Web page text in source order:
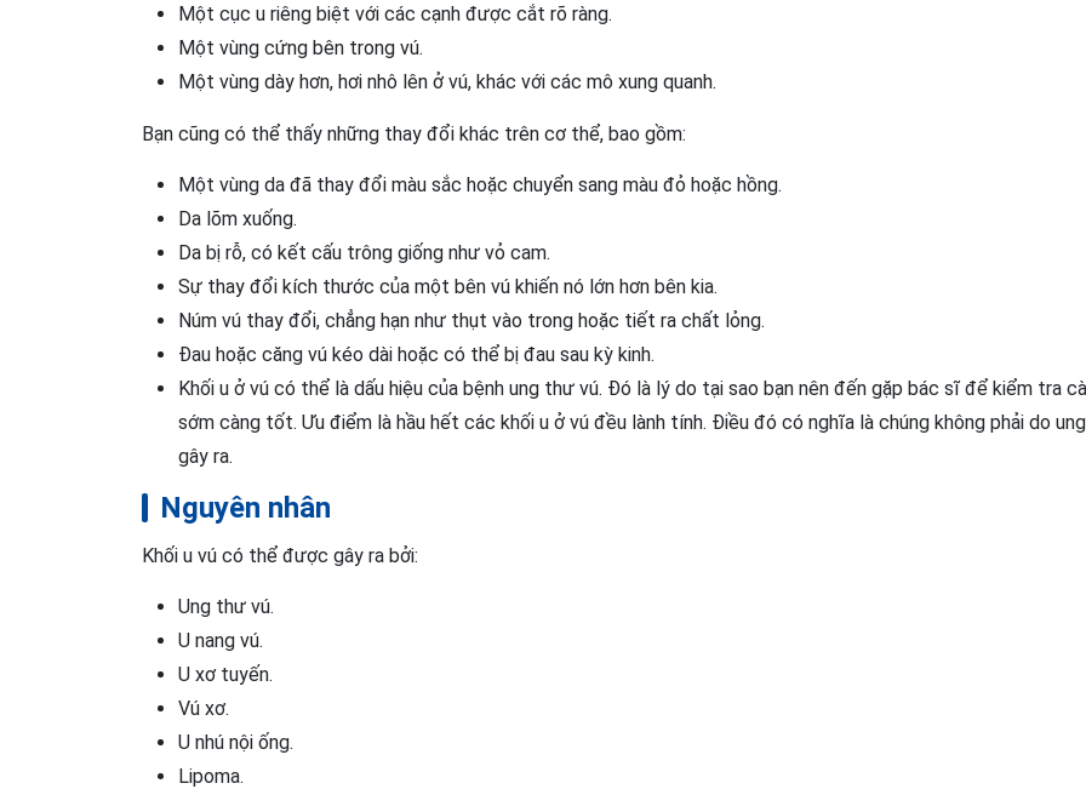
Một cục u riêng biệt với các cạnh được cắt rõ ràng.
Một vùng cứng bên trong vú.
Một vùng dày hơn, hơi nhô lên ở vú, khác với các mô xung quanh.
Bạn cũng có thể thấy những thay đổi khác trên cơ thể, bao gồm:
Một vùng da đã thay đổi màu sắc hoặc chuyển sang màu đỏ hoặc hồng.
Da lõm xuống.
Da bị rỗ, có kết cấu trông giống như vỏ cam.
Sự thay đổi kích thước của một bên vú khiến nó lớn hơn bên kia.
Núm vú thay đổi, chẳng hạn như thụt vào trong hoặc tiết ra chất lỏng.
Đau hoặc căng vú kéo dài hoặc có thể bị đau sau kỳ kinh.
Khối u ở vú có thể là dấu hiệu của bệnh ung thư vú. Đó là lý do tại sao bạn nên đến gặp bác sĩ để kiểm tra
sớm càng tốt. Ưu điểm là hầu hết các khối u ở vú đều lành tính. Điều đó có nghĩa là chúng không phải do
gây ra.
Nguyên nhân
Khối u vú có thể được gây ra bởi:
Ung thư vú.
U nang vú.
U xơ tuyến.
Vú xơ.
U nhú nội ống.
Lipoma.